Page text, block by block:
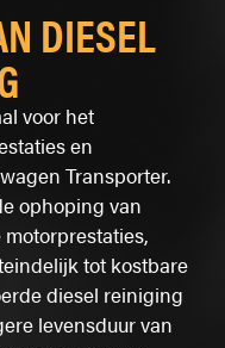
DIESEL
voor het
en
Transporter.
ophoping van
tot kostbare
diesel reiniging
levensduur van